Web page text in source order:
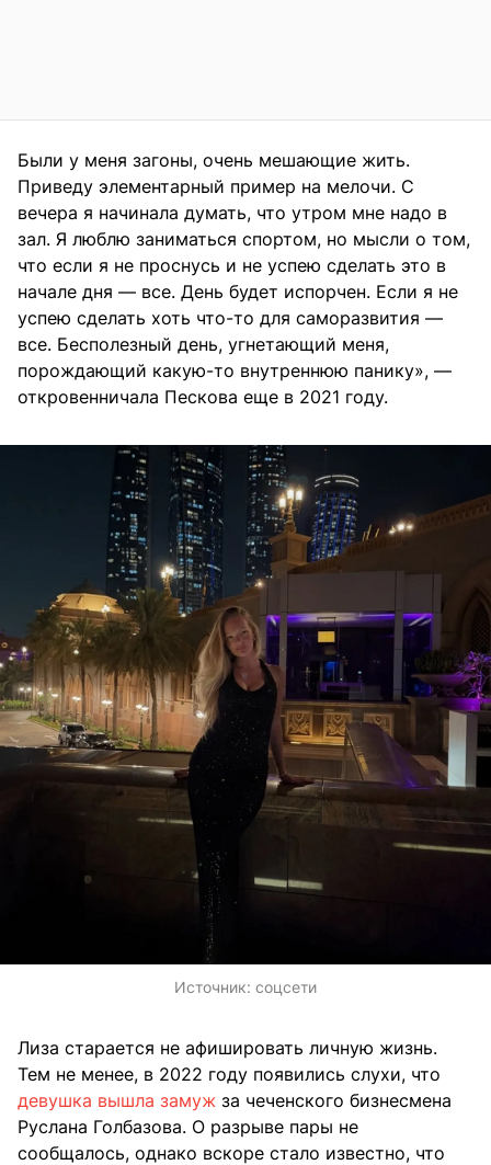
Были у меня загоны, очень мешающие жить.
Приведу элементарный пример на мелочи. С
вечера я начинала думать, что утром мне надо в
зал. Я люблю заниматься спортом, но мысли о том,
что если я не проснусь и не успею сделать это в
начале дня — все. День будет испорчен. Если я не
успею сделать хоть что-то для саморазвития —
все. Бесполезный день, угнетающий меня,
порождающий какую-то внутреннюю панику», —
откровенничала Пескова еще в 2021 году.
Источник: соцсети
Лиза старается не афишировать личную жизнь.
Тем не менее, в 2022 году появились слухи, что
девушка вышла замуж за чеченского бизнесмена
Руслана Голбазова. О разрыве пары не
сообщалось, однако вскоре стало известно, что